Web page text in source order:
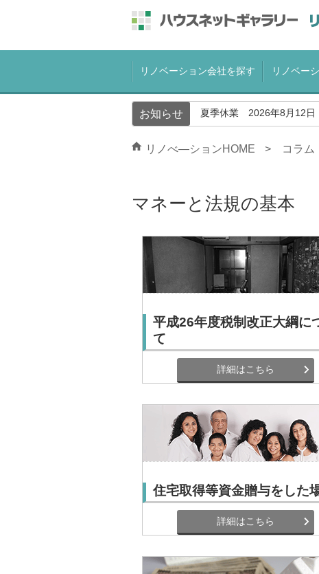
リノベーション会社を探す リノベー
お知らせ 夏季休業 2026年8月12日
リノべ―ションHOME コラム
マネーと法規の基本
平成26年度税制改正大綱に
て
詳細はこちら
住宅取得等資金贈与をした
詳細はこちら